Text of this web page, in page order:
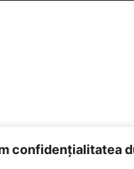
confidențialitatea